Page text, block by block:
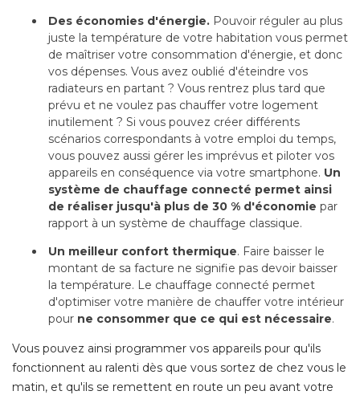
Des économies d'énergie. Pouvoir réguler au plus
juste la température de votre habitation vous permet
de maîtriser votre consommation d'énergie, et donc
vos dépenses. Vous avez oublié d'éteindre vos
radiateurs en partant ? Vous rentrez plus tard que
prévu et ne voulez pas chauffer votre logement
inutilement ? Si vous pouvez créer différents
scénarios correspondants à votre emploi du temps,
vous pouvez aussi gérer les imprévus et piloter vos
appareils en conséquence via votre smartphone. Un
système de chauffage connecté permet ainsi
de réaliser jusqu'à plus de 30 % d'économie par
rapport à un système de chauffage classique.
Un meilleur confort thermique. Faire baisser le
montant de sa facture ne signifie pas devoir baisser
la température. Le chauffage connecté permet
d'optimiser votre manière de chauffer votre intérieur
pour ne consommer que ce qui est nécessaire.
Vous pouvez ainsi programmer vos appareils pour qu'ils
fonctionnent au ralenti dès que vous sortez de chez vous le
matin, et qu'ils se remettent en route un peu avant votre